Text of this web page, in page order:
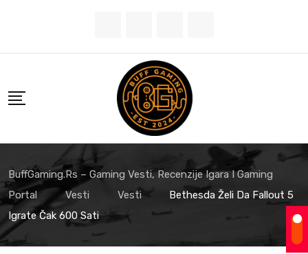
content
BuffGaming.rs – Gaming Vesti, Recenzije Igara I Gaming
Portal
Vesti Vesti
Bethesda Želi Da Fallout 5
Igrate Čak 600 Sati